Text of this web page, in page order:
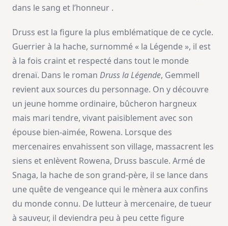
dans le sang et l’honneur .
Druss est la figure la plus emblématique de ce cycle.
Guerrier à la hache, surnommé « la Légende », il est
à la fois craint et respecté dans tout le monde
drenaï. Dans le roman Druss la Légende, Gemmell
revient aux sources du personnage. On y découvre
un jeune homme ordinaire, bûcheron hargneux
mais mari tendre, vivant paisiblement avec son
épouse bien-aimée, Rowena. Lorsque des
mercenaires envahissent son village, massacrent les
siens et enlèvent Rowena, Druss bascule. Armé de
Snaga, la hache de son grand-père, il se lance dans
une quête de vengeance qui le mènera aux confins
du monde connu. De lutteur à mercenaire, de tueur
à sauveur, il deviendra peu à peu cette figure